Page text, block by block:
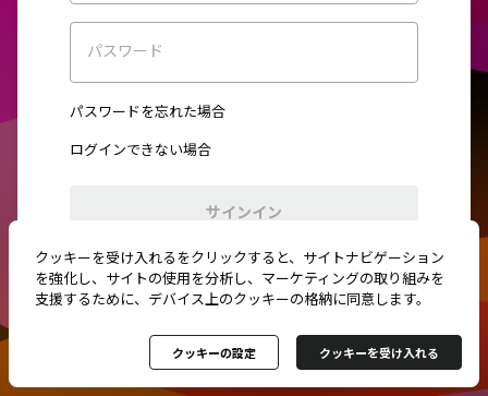
パスワード
パスワードを忘れた場合
ログインできない場合
サインイン
初めてご利用ですか？新規登録
クッキーを受け入れるをクリックすると、サイトナビゲーション
を強化し、サイトの使用を分析し、マーケティングの取り組みを
支援するために、デバイス上のクッキーの格納に同意します。
クッキーの設定 クッキーを受け入れる